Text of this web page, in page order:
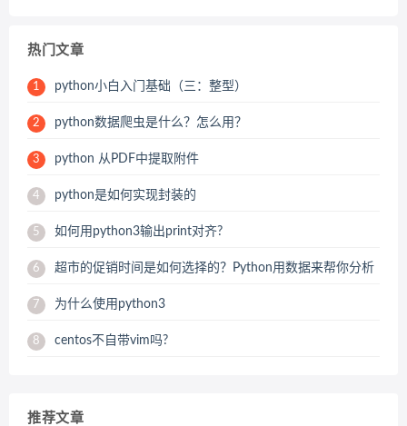
热门文章
1 python小白入门基础（三：整型）
2 python数据爬虫是什么？怎么用？
3 python 从PDF中提取附件
4 python是如何实现封装的
5 如何用python3输出print对齐?
6 超市的促销时间是如何选择的？Python用数据来帮你分析
7 为什么使用python3
8 centos不自带vim吗?
推荐文章